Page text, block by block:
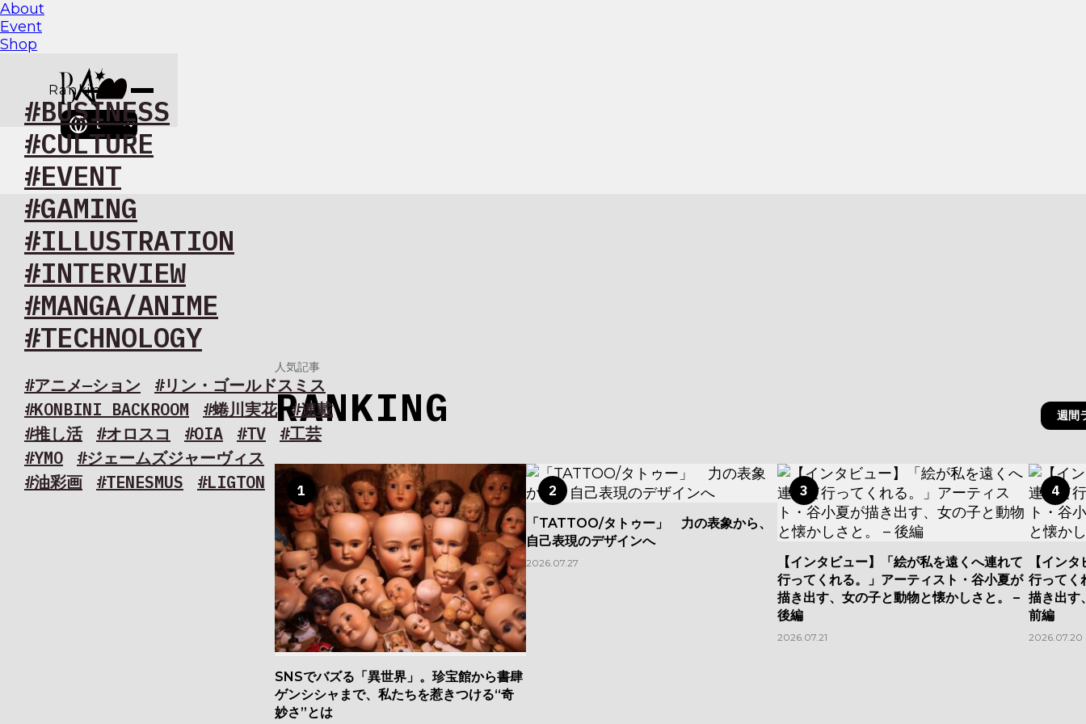
About
Event
Shop
BAM
Ranking
#BUSINESS
#CULTURE
#EVENT
#GAMING
#ILLUSTRATION
#INTERVIEW
#MANGA/ANIME
#TECHNOLOGY
#アニメ―ション
#リン・ゴールドスミス
#KONBINI BACKROOM
#蜷川実花
#連載
#推し活
#オロスコ #OIA #TV
#工芸
#YMO
#ジェームズジャーヴィス
#油彩画
#TENESMUS #LIGTON
人気記事
RANKING 週間
1
SNSでバズる「異世界」。珍宝館から書肆
ゲンシシャまで、私たちを惹きつける“奇
妙さ”とは
2
「TATTOO/タトゥー」 力の表象から、
自己表現のデザインへ
2026.07.27
3
【インタビュー】「絵が私を遠くへ連れて
行ってくれる。」アーティスト・谷小夏が
描き出す、女の子と動物と懐かしさと。 –
後編
2026.07.21
4
【イン
行ってく
描き出す
前編
2026.07.20